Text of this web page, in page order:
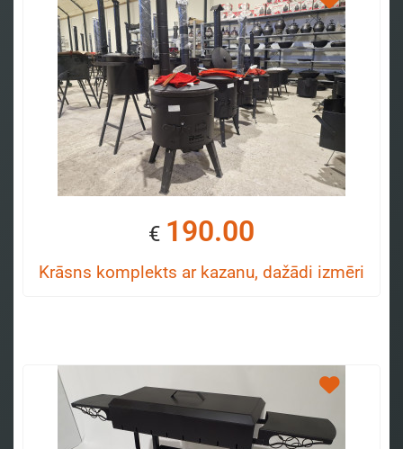
€ 190.00
Krāsns komplekts ar kazanu, dažādi izmēri